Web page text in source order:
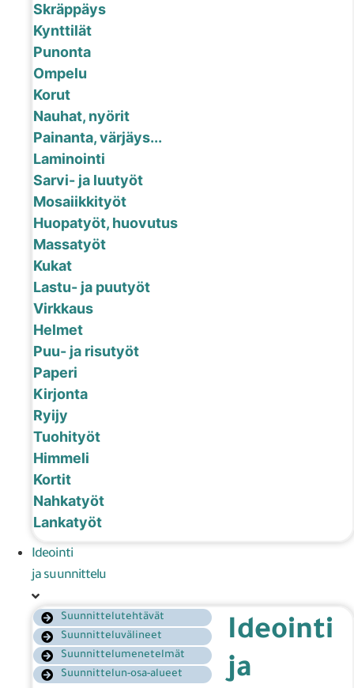
Skräppäys
Kynttilät
Punonta
Ompelu
Korut
Nauhat, nyörit
Painanta, värjäys...
Laminointi
Sarvi- ja luutyöt
Mosaiikkityöt
Huopatyöt, huovutus
Massatyöt
Kukat
Lastu- ja puutyöt
Virkkaus
Helmet
Puu- ja risutyöt
Paperi
Kirjonta
Ryijy
Tuohityöt
Himmeli
Kortit
Nahkatyöt
Lankatyöt
Ideointi
ja suunnittelu
Suunnittelutehtävät
Suunnitteluvälineet
Suunnittelumenetelmät
Suunnittelun-osa-alueet
Ideointi
ja